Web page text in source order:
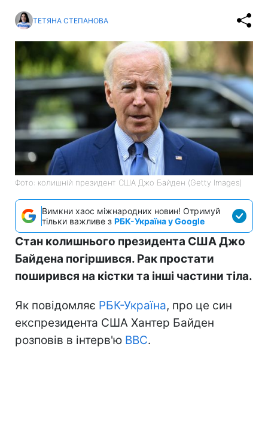
ТЕТЯНА СТЕПАНОВА
Фото: колишній президент США Джо Байден (Getty Images)
Вимкни хаос міжнародних новин! Отримуй
тільки важливе з РБК-Україна у Google
Стан колишнього президента США Джо
Байдена погіршився. Рак простати
поширився на кістки та інші частини тіла.
Як повідомляє РБК-Україна, про це син
експрезидента США Хантер Байден
розповів в інтерв'ю BBC.